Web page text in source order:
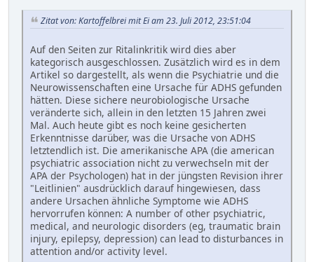
Zitat von: Kartoffelbrei mit Ei am 23. Juli 2012, 23:51:04
Auf den Seiten zur Ritalinkritik wird dies aber
kategorisch ausgeschlossen. Zusätzlich wird es in dem
Artikel so dargestellt, als wenn die Psychiatrie und die
Neurowissenschaften eine Ursache für ADHS gefunden
hätten. Diese sichere neurobiologische Ursache
veränderte sich, allein in den letzten 15 Jahren zwei
Mal. Auch heute gibt es noch keine gesicherten
Erkenntnisse darüber, was die Ursache von ADHS
letztendlich ist. Die amerikanische APA (die american
psychiatric association nicht zu verwechseln mit der
APA der Psychologen) hat in der jüngsten Revision ihrer
"Leitlinien" ausdrücklich darauf hingewiesen, dass
andere Ursachen ähnliche Symptome wie ADHS
hervorrufen können: A number of other psychiatric,
medical, and neurologic disorders (eg, traumatic brain
injury, epilepsy, depression) can lead to disturbances in
attention and/or activity level.